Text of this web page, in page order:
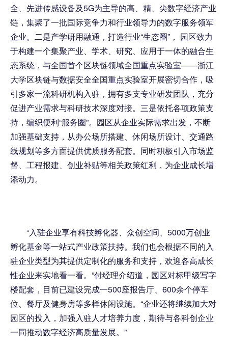
全、先进传感设备及5G为主导的高、精、尖数字经济产业
链，集聚了一批国际竞争力和行业领导力的数字服务领军
企业。二是产学研用融通，打造行业“生态圈”， 园区致力
于构建一个集聚产业、学术、研究、应用于一体的融合生
态系统，与全国首个区块链领域全国重点实验室——浙江
大学区块链与数据安全全国重点实验室开展密切合作，吸
引多家一流科研机构入驻，拥有多支专业研发团队，充分
促进产业需求与科研技术深度对接。三是依托各项政策支
持，编织便利“服务圈”。园区从企业实际需求出发，不断
加强基础支持，从办公场所搭建、休闲场所设计、交通路
线规划等多方面提供优质服务配套。同时积极引入市场监
督、工程报建、创业补贴等相关政策红利，为企业成长增
添动力。
“入驻企业享有科技孵化器、众创空间、5000万创业
孵化基金等一站式产业政策扶持。我们也会根据不同的入
驻企业类型为其提供定制化的服务和支持，欢迎各高成长
性企业来实地看一看。”付经理介绍道，园区对标甲级写字
楼配套，目前已建设完成一500座报告厅、600余个停车
位、餐厅及健身房等多样休闲设施。“企业还将继续加大对
园区的投入，加强入驻人才培养力度，期待与各科创企业
一同推动数字经济高质量发展。”